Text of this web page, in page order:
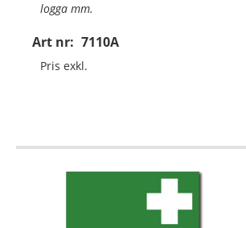
Art nr: 7110A
logga mm.
Material:Plan aluminium, 0,7mm
Mått:148x210mm (eller annat mått
Pris exkl.